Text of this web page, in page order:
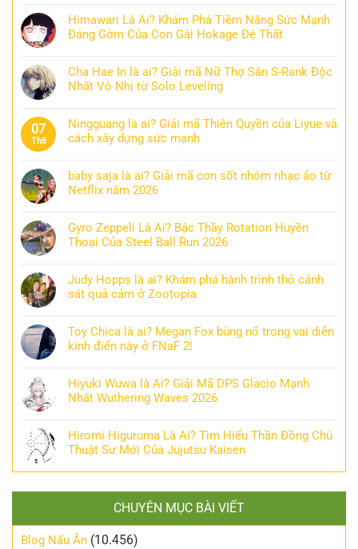
Himawari Là Ai? Khám Phá Tiềm Năng Sức Mạnh
Đáng Gờm Của Con Gái Hokage Đệ Thất
Cha Hae In là ai? Giải mã Nữ Thợ Săn S-Rank Độc
Nhất Vô Nhị từ Solo Leveling
07
Th8
Ningguang là ai? Giải mã Thiên Quyền của Liyue và
cách xây dựng sức mạnh
baby saja là ai? Giải mã cơn sốt nhóm nhạc ảo từ
Netflix năm 2026
Gyro Zeppeli Là Ai? Bậc Thầy Rotation Huyền
Thoại Của Steel Ball Run 2026
Judy Hopps là ai? Khám phá hành trình thỏ cảnh
sát quả cảm ở Zootopia
Toy Chica là ai? Megan Fox bùng nổ trong vai diễn
kinh điển này ở FNaF 2!
Hiyuki Wuwa là Ai? Giải Mã DPS Glacio Mạnh
Nhất Wuthering Waves 2026
Hiromi Higuruma Là Ai? Tìm Hiểu Thần Đồng Chú
Thuật Sư Mới Của Jujutsu Kaisen
CHUYÊN MỤC BÀI VIẾT
Blog Nấu Ăn (10.456)